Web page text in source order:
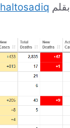
بقلم haltosadiq